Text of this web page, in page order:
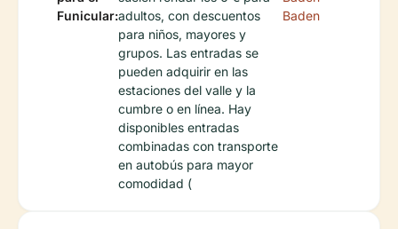
Funicular:adultos, con descuentos
para niños, mayores y
grupos. Las entradas se
pueden adquirir en las
estaciones del valle y la
cumbre o en línea. Hay
disponibles entradas
combinadas con transporte
en autobús para mayor
comodidad (
Baden